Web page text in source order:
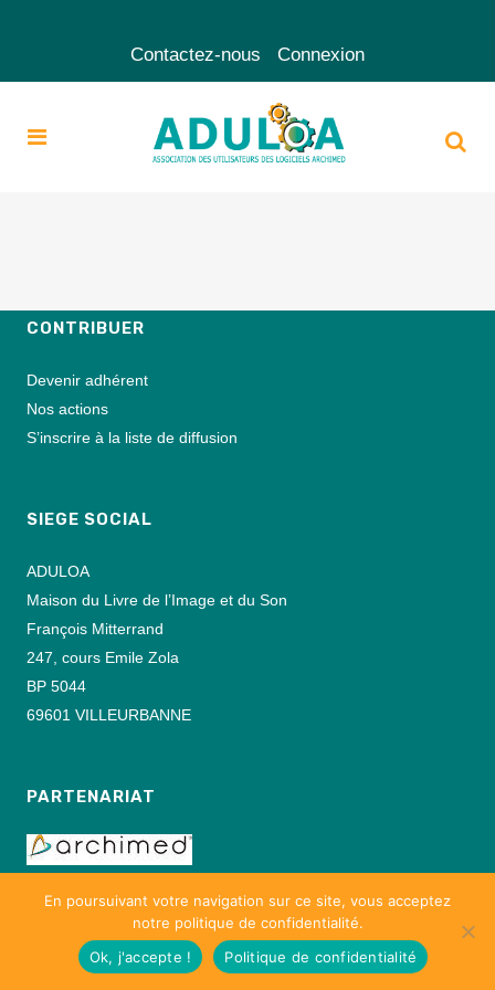
Contactez-nous Connexion
CONTRIBUER
Devenir adhérent
Nos actions
S’inscrire à la liste de diffusion
SIEGE SOCIAL
ADULOA
Maison du Livre de l’Image et du Son
François Mitterrand
247, cours Emile Zola
BP 5044
69601 VILLEURBANNE
PARTENARIAT
En poursuivant votre navigation sur ce site, vous acceptez
notre politique de confidentialité.
Ok, j'accepte !
Politique de confidentialité